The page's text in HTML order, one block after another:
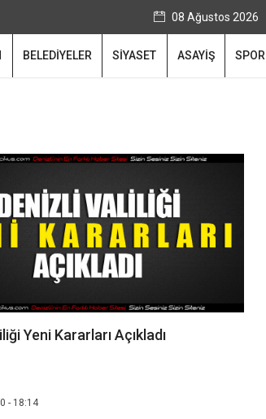
08 Ağustos 2026
BELEDİYELER SİYASET ASAYİŞ SPOR
Yeni Kararları Açıkladı
- 18:14